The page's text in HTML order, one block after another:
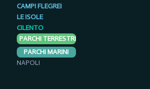
CAMPI FLEGREI
LE ISOLE
CILENTO
PARCHI TERRESTRI
PARCHI MARINI
NAPOLI